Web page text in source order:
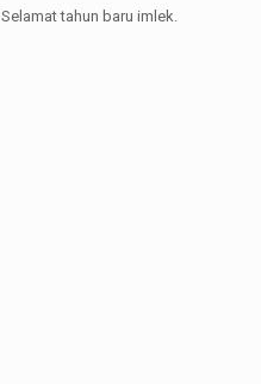
tahun baru imlek.